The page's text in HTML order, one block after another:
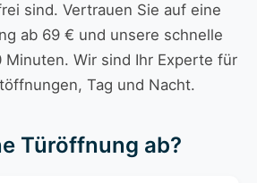
sind. Vertrauen Sie auf eine
ab 69 € und unsere schnelle
Minuten. Wir sind Ihr Experte für
Tag und Nacht.
Türöffnung ab?